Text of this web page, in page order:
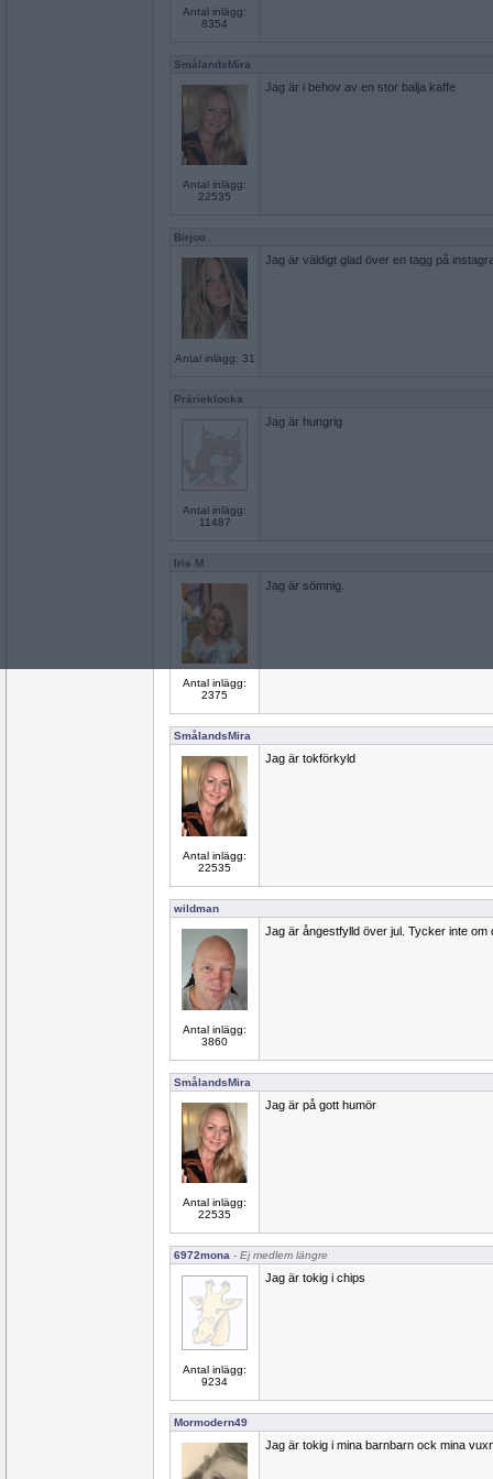
Antal inlägg:
8354
SmålandsMira
Antal inlägg:
22535
Jag är i behov av en stor balja kaffe
Birjoo
Antal inlägg: 31
Jag är väldigt glad över en tagg på
Prärieklocka
Antal inlägg:
11487
Jag är hungrig
Iris M
Antal inlägg:
2375
Jag är sömnig.
SmålandsMira
Antal inlägg:
22535
Jag är tokförkyld
wildman
Antal inlägg:
3860
Jag är ångestfylld över jul. Tycker inte om
SmålandsMira
Antal inlägg:
22535
Jag är på gott humör
6972mona - Ej medlem längre
Antal inlägg:
9234
Jag är tokig i chips
Mormodern49
Jag är tokig i mina barnbarn ock mina